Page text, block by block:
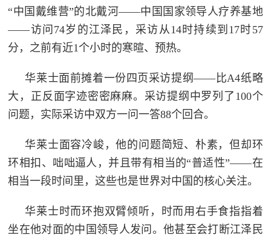
“中国戴维营”的北戴河——中国国家领导人疗养基地
——访问74岁的江泽民，采访从14时持续到17时57
分，之前有近1个小时的寒暄、预热。
华莱士面前摊着一份四页采访提纲——比A4纸略
大，正反面字迹密密麻麻。采访提纲中罗列了100个
问题，实际采访中双方一问一答88个回合。
华莱士面容冷峻，他的问题简短、朴素，但却环
环相扣、咄咄逼人，并且带有相当的“普适性”——在
相当一段时间里，这些也是世界对中国的核心关注。
华莱士时而环抱双臂倾听，时而用右手食指指着
坐在他对面的中国领导人发问。他甚至会打断江泽民